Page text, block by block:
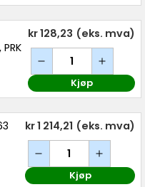
kr 128,23 (eks. mva)
Kjøp
kr 1 214,21 (eks. mva)
Kjøp